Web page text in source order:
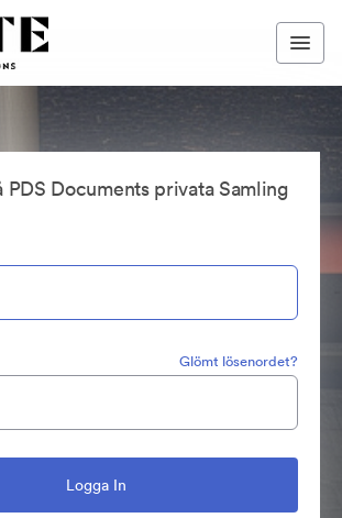
PDS Documents privata Samling
Glömt lösenordet?